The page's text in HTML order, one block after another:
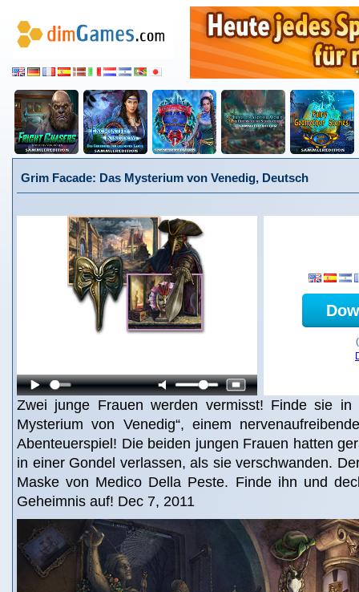
Grim Facade: Das Mysterium von Venedig, Deutsch
Zwei junge Frauen werden vermisst! Finde sie in
Mysterium von Venedig“, einem
Abenteuerspiel! Die beiden jungen Frauen hatten
in einer Gondel verlassen, als sie verschwanden.
Maske von Medico Della Peste. Finde ihn und
Geheimnis auf! Dec 7, 2011